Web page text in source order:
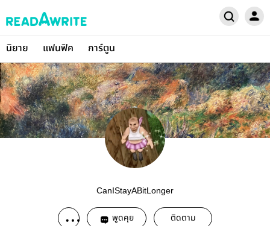
นิยาย แฟนฟิค การ์ตูน
CanIStayABitLonger
พูดคุย ติดตาม